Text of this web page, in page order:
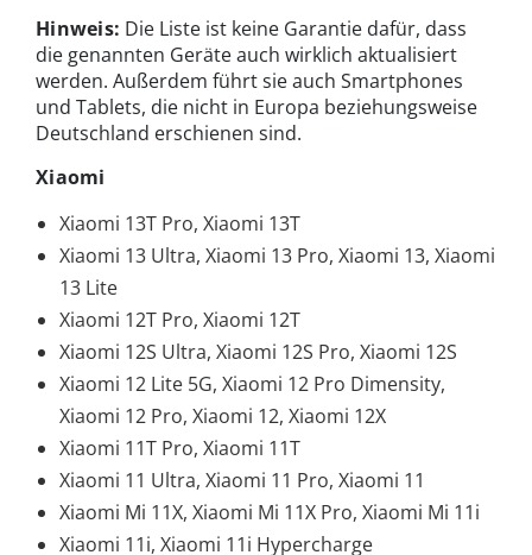
Hinweis: Die Liste ist keine Garantie dafür, dass
die genannten Geräte auch wirklich aktualisiert
werden. Außerdem führt sie auch Smartphones
und Tablets, die nicht in Europa beziehungsweise
Deutschland erschienen sind.
Xiaomi
Xiaomi 13T Pro, Xiaomi 13T
Xiaomi 13 Ultra, Xiaomi 13 Pro, Xiaomi 13, Xiaomi
13 Lite
Xiaomi 12T Pro, Xiaomi 12T
Xiaomi 12S Ultra, Xiaomi 12S Pro, Xiaomi 12S
Xiaomi 12 Lite 5G, Xiaomi 12 Pro Dimensity,
Xiaomi 12 Pro, Xiaomi 12, Xiaomi 12X
Xiaomi 11T Pro, Xiaomi 11T
Xiaomi 11 Ultra, Xiaomi 11 Pro, Xiaomi 11
Xiaomi Mi 11X, Xiaomi Mi 11X Pro, Xiaomi Mi 11i
Xiaomi 11i, Xiaomi 11i Hypercharge